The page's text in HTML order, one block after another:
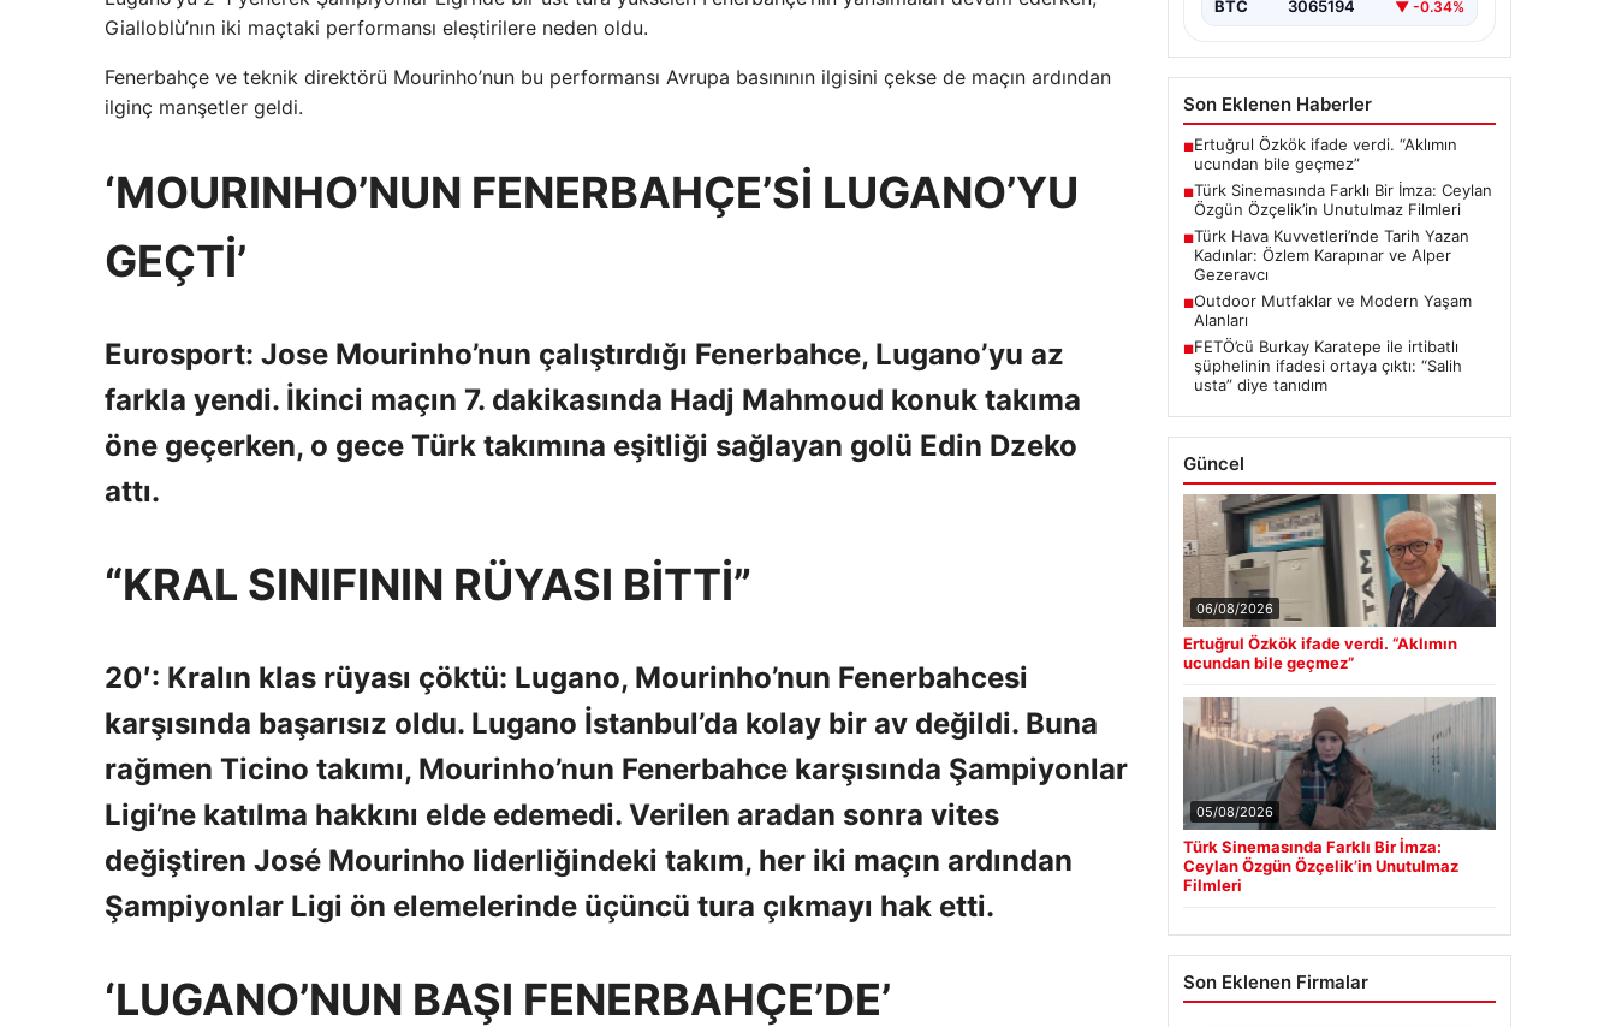
Gialloblù’nın iki maçtaki performansı eleştirilere neden oldu.
Fenerbahçe ve teknik direktörü Mourinho’nun bu performansı Avrupa basınının ilgisini çekse de maçın ardından
ilginç manşetler geldi.
‘MOURINHO’NUN FENERBAHÇE’Sİ LUGANO’YU
GEÇTİ’
Eurosport: Jose Mourinho’nun çalıştırdığı Fenerbahce, Lugano’yu az
farkla yendi. İkinci maçın 7. dakikasında Hadj Mahmoud konuk takıma
öne geçerken, o gece Türk takımına eşitliği sağlayan golü Edin Dzeko
attı.
“KRAL SINIFININ RÜYASI BİTTİ”
20′: Kralın klas rüyası çöktü: Lugano, Mourinho’nun Fenerbahcesi
karşısında başarısız oldu. Lugano İstanbul’da kolay bir av değildi. Buna
rağmen Ticino takımı, Mourinho’nun Fenerbahce karşısında Şampiyonlar
Ligi’ne katılma hakkını elde edemedi. Verilen aradan sonra vites
değiştiren José Mourinho liderliğindeki takım, her iki maçın ardından
Şampiyonlar Ligi ön elemelerinde üçüncü tura çıkmayı hak etti.
‘LUGANO’NUN BAŞI FENERBAHÇE’DE’
BTC 3065194 ▼ -0.34%
Son Eklenen Haberler
■Ertuğrul Özkök ifade verdi. “Aklımın
ucundan bile geçmez”
■Türk Sinemasında Farklı Bir İmza: Ceylan
Özgün Özçelik’in Unutulmaz Filmleri
■Türk Hava Kuvvetleri’nde Tarih Yazan
Kadınlar: Özlem Karapınar ve Alper
Gezeravcı
■Outdoor Mutfaklar ve Modern Yaşam
Alanları
■FETÖ’cü Burkay Karatepe ile irtibatlı
şüphelinin ifadesi ortaya çıktı: “Salih
usta” diye tanıdım
Güncel
06/08/2026
Ertuğrul Özkök ifade verdi. “Aklımın
ucundan bile geçmez”
05/08/2026
Türk Sinemasında Farklı Bir İmza:
Ceylan Özgün Özçelik’in Unutulmaz
Filmleri
Son Eklenen Firmalar